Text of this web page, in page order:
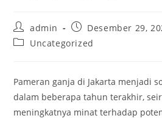
Post
author:
admin
Post
published:
Desember 29,
PostUncategorized
Pameran ganja di Jakarta menjadi
dalam beberapa tahun terakhir,
meningkatnya minat terhadap